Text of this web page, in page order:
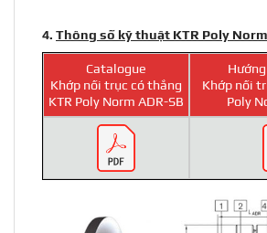
4. Thông số kỹ thuật KTR Poly
Catalogue
Khớp nối trục có thắng
KTR Poly Norm ADR-SB
Khớp nối
Poly